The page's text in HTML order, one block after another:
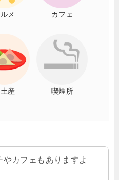
メ カフェ
産 喫煙所
やカフェもありますよ